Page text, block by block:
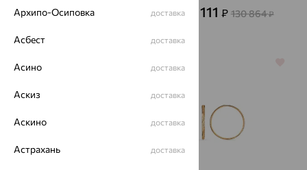
от 45 347 от 47 111 ₽ 130 864₽
Архипо-Осиповка доставка
Асбест доставка
Асино доставка
Аскиз доставка
Аскино доставка
Астрахань доставка